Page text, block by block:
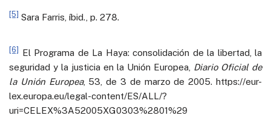
[5] Sara Farris, íbid., p. 278.
[6] El Programa de La Haya: consolidación de la libertad, la
seguridad y la justicia en la Unión Europea, Diario Oficial de
la Unión Europea, 53, de 3 de marzo de 2005. https://eur-
lex.europa.eu/legal-content/ES/ALL/?
uri=CELEX%3A52005XG0303%2801%29